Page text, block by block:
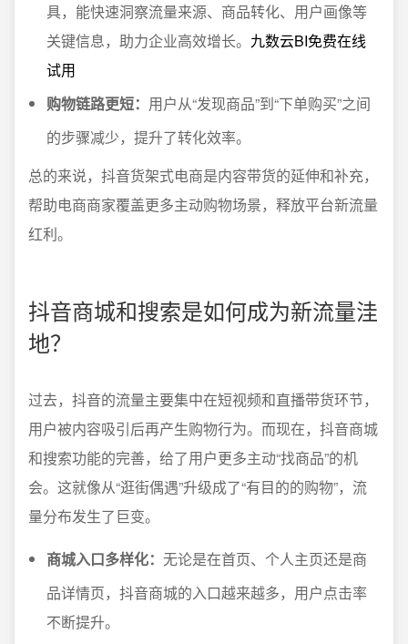
具，能快速洞察流量来源、商品转化、用户画像等
关键信息，助力企业高效增长。 九数云BI免费在线
试用
购物链路更短： 用户从“发现商品”到“下单购买”之间
的步骤减少，提升了转化效率。
总的来说，抖音货架式电商是内容带货的延伸和补充，
帮助电商商家覆盖更多主动购物场景，释放平台新流量
红利。
抖音商城和搜索是如何成为新流量洼
地？
过去，抖音的流量主要集中在短视频和直播带货环节，
用户被内容吸引后再产生购物行为。而现在，抖音商城
和搜索功能的完善，给了用户更多主动“找商品”的机
会。这就像从“逛街偶遇”升级成了“有目的的购物”，流
量分布发生了巨变。
商城入口多样化： 无论是在首页、个人主页还是商
品详情页，抖音商城的入口越来越多，用户点击率
不断提升。